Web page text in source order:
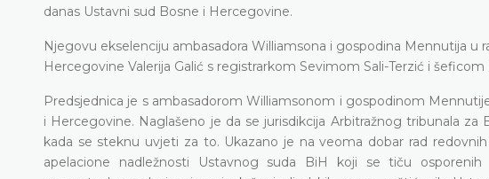
danas Ustavni sud Bosne i Hercegovine.
Njegovu ekselenciju ambasadora Williamsona i gospodina Mennutija
Hercegovine Valerija Galić s registrarkom Sevimom Sali-Terzić i
Predsjednica je s ambasadorom Williamsonom i gospodinom
i Hercegovine. Naglašeno je da se jurisdikcija Arbitražnog tribunala
kada se steknu uvjeti za to. Ukazano je na veoma dobar rad
apelacione nadležnosti Ustavnog suda BiH koji se tiču